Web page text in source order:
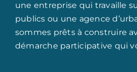
une entreprise qui travaille
publics ou une agence
sommes prêts à construire
démarche participative qui